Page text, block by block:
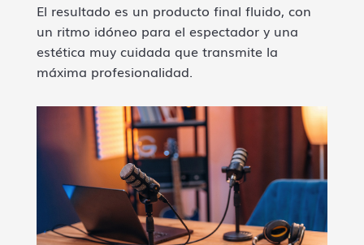
El resultado es un producto final fluido, con
un ritmo idóneo para el espectador y una
estética muy cuidada que transmite la
máxima profesionalidad.